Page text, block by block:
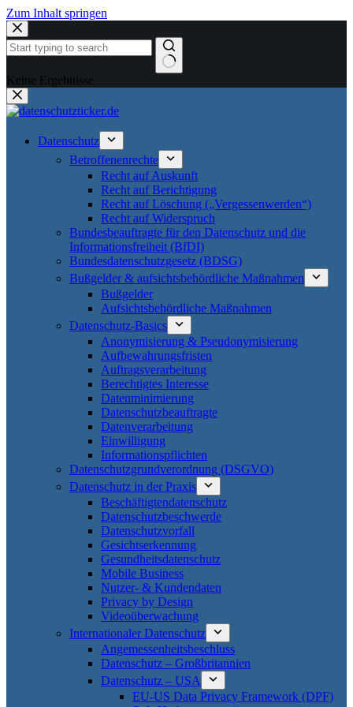
Zum Inhalt springen
Keine Ergebnisse
Datenschutz
Betroffenenrechte
Recht auf Auskunft
Recht auf Berichtigung
Recht auf Löschung („Vergessenwerden“)
Recht auf Widerspruch
Bundesbeauftragte für den Datenschutz und die
Informationsfreiheit (BfDI)
Bundesdatenschutzgesetz (BDSG)
Bußgelder & aufsichtsbehördliche Maßnahmen
Bußgelder
Aufsichtsbehördliche Maßnahmen
Datenschutz-Basics
Anonymisierung & Pseudonymisierung
Aufbewahrungsfristen
Auftragsverarbeitung
Berechtigtes Interesse
Datenminimierung
Datenschutzbeauftragte
Datenverarbeitung
Einwilligung
Informationspflichten
Datenschutzgrundverordnung (DSGVO)
Datenschutz in der Praxis
Beschäftigtendatenschutz
Datenschutzbeschwerde
Datenschutzvorfall
Gesichtserkennung
Gesundheitsdatenschutz
Mobile Business
Nutzer- & Kundendaten
Privacy by Design
Videoüberwachung
Internationaler Datenschutz
Angemessenheitsbeschluss
Datenschutz – Großbritannien
Datenschutz – USA
EU-US Data Privacy Framework (DPF)